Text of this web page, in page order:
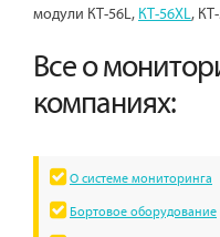
модули КТ-56L, КТ-56XL,
Все о
компаниях:
О системе мониторинга
Бортовое оборудование